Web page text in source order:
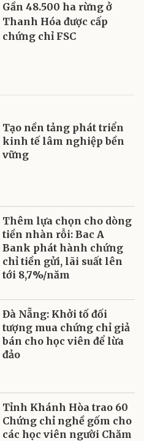
Gần 48.500 ha rừng ở
Thanh Hóa được cấp
chứng chỉ FSC
Tạo nền tảng phát triển
kinh tế lâm nghiệp bền
vững
Thêm lựa chọn cho dòng
tiền nhàn rỗi: Bac A
Bank phát hành chứng
chỉ tiền gửi, lãi suất lên
tới 8,7%/năm
Đà Nẵng: Khởi tố đối
tượng mua chứng chỉ giả
bán cho học viên để lừa
đảo
Tỉnh Khánh Hòa trao 60
Chứng chỉ nghề gốm cho
các học viên người Chăm